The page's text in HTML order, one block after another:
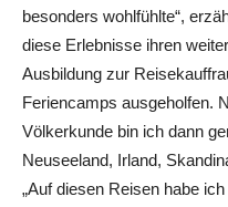
besonders wohlfühlte“,
diese Erlebnisse ihren
Ausbildung zur
Feriencamps ausgeholfen.
Völkerkunde bin ich dann
Neuseeland, Irland,
„Auf diesen Reisen habe